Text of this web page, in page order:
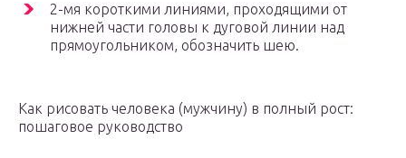
2-мя короткими линиями, проходящими от
нижней части головы к дуговой линии над
прямоугольником, обозначить шею.
Как рисовать человека (мужчину) в полный рост:
пошаговое руководство